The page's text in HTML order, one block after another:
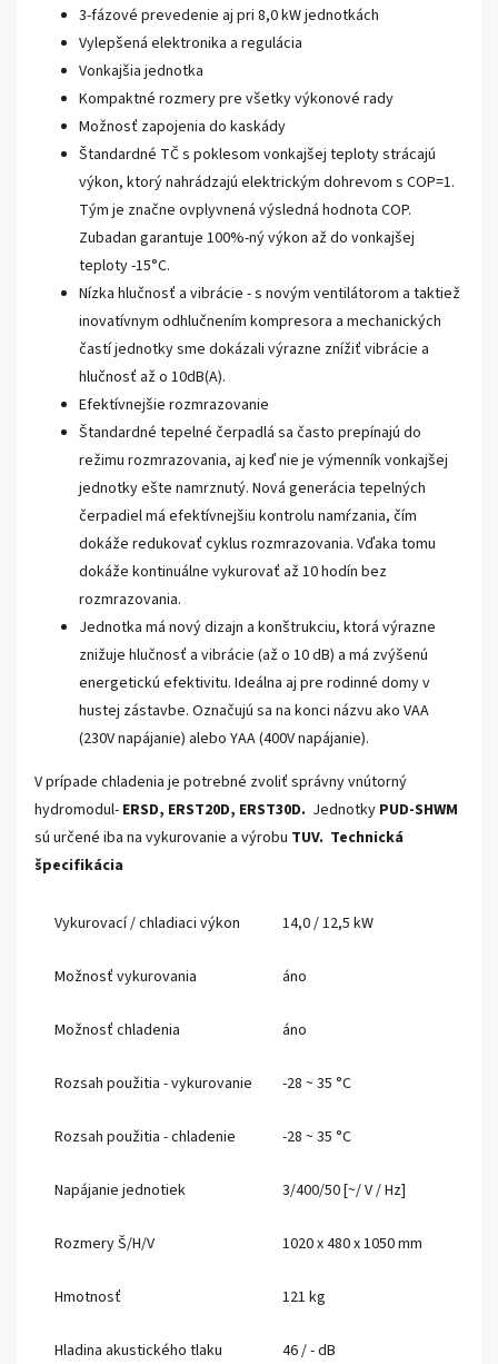
3-fázové prevedenie aj pri 8,0 kW jednotkách
Vylepšená elektronika a regulácia
Vonkajšia jednotka
Kompaktné rozmery pre všetky výkonové rady
Možnosť zapojenia do kaskády
Štandardné TČ s poklesom vonkajšej teploty strácajú
výkon, ktorý nahrádzajú elektrickým dohrevom s COP=1.
Tým je značne ovplyvnená výsledná hodnota COP.
Zubadan garantuje 100%-ný výkon až do vonkajšej
teploty -15°C.
Nízka hlučnosť a vibrácie - s novým ventilátorom a taktiež
inovatívnym odhlučnením kompresora a mechanických
častí jednotky sme dokázali výrazne znížiť vibrácie a
hlučnosť až o 10dB(A).
Efektívnejšie rozmrazovanie
Štandardné tepelné čerpadlá sa často prepínajú do
režimu rozmrazovania, aj keď nie je výmenník vonkajšej
jednotky ešte namrznutý. Nová generácia tepelných
čerpadiel má efektívnejšiu kontrolu namŕzania, čím
dokáže redukovať cyklus rozmrazovania. Vďaka tomu
dokáže kontinuálne vykurovať až 10 hodín bez
rozmrazovania.
Jednotka má nový dizajn a konštrukciu, ktorá výrazne
znižuje hlučnosť a vibrácie (až o 10 dB) a má zvýšenú
energetickú efektivitu. Ideálna aj pre rodinné domy v
hustej zástavbe. Označujú sa na konci názvu ako VAA
(230V napájanie) alebo YAA (400V napájanie).
V prípade chladenia je potrebné zvoliť správny vnútorný
hydromodul- ERSD, ERST20D, ERST30D. Jednotky PUD-SHWM
sú určené iba na vykurovanie a výrobu TUV. Technická
špecifikácia
Vykurovací / chladiaci výkon 14,0 / 12,5 kW
Možnosť vykurovania áno
Možnosť chladenia áno
Rozsah použitia - vykurovanie -28 ~ 35 °C
Rozsah použitia - chladenie -28 ~ 35 °C
Napájanie jednotiek 3/400/50 [~/ V / Hz]
Rozmery Š/H/V 1020 x 480 x 1050 mm
Hmotnosť 121 kg
Hladina akustického tlaku 46 / - dB